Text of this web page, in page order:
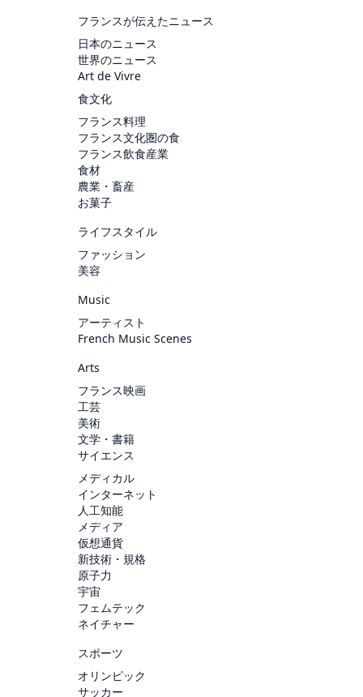
フランスが伝えたニュース
日本のニュース
世界のニュース
Art de Vivre
食文化
フランス料理
フランス文化圏の食
フランス飲食産業
食材
農業・畜産
お菓子
ライフスタイル
ファッション
美容
Music
アーティスト
French Music Scenes
Arts
フランス映画
工芸
美術
文学・書籍
サイエンス
メディカル
インターネット
人工知能
メディア
仮想通貨
新技術・規格
原子力
宇宙
フェムテック
ネイチャー
スポーツ
オリンピック
サッカー